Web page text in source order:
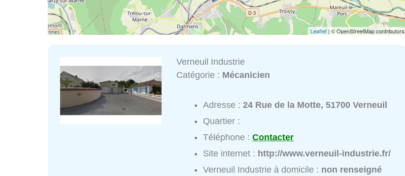
Leaflet | © OpenStreetMap contributors
Verneuil Industrie
Catégorie : Mécanicien
Adresse :24 Rue de la Motte, 51700 Verneuil
Quartier :
Téléphone :Contacter
Site internet : http://www.verneuil-industrie.fr/
Verneuil Industrie à domicile : non renseigné